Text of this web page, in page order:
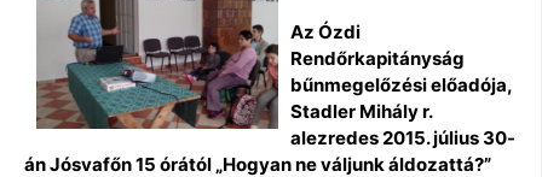
Az Ózdi
Rendőrkapitányság
bűnmegelőzési előadója,
Stadler Mihály r.
alezredes 2015. július 30-
án Jósvafőn 15 órától „Hogyan ne váljunk áldozattá?”